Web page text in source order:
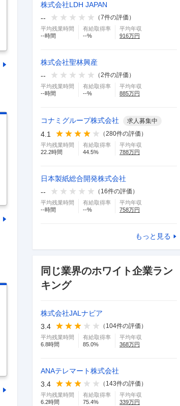
株式会社LDH JAPAN
--
（7件の評価）
平均残業時間
--時間
有給取得率
--%
平均年収
916万円
株式会社聖林興産
--
（2件の評価）
平均残業時間
--時間
有給取得率
--%
平均年収
885万円
コナミグループ株式会社 求人募集中
4.1 （280件の評価）
平均残業時間
22.2時間
有給取得率
44.5%
平均年収
788万円
日本製紙総合開発株式会社
--
（ 16件の評価）
平均残業時間
--時間
有給取得率
--%
平均年収
758万円
もっと見る
同じ業界のホワイト企業ラン
キング
株式会社JALナビア
3.4
（ 104件の評価）
平均残業時間
6.8時間
有給取得率
85.0%
平均年収
368万円
ANAテレマート株式会社
3.4
（ 143件の評価）
平均残業時間
6.2時間
有給取得率
75.4%
平均年収
339万円